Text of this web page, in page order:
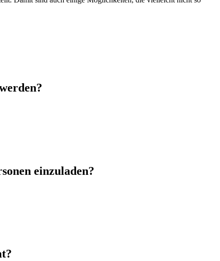
einzuladen?